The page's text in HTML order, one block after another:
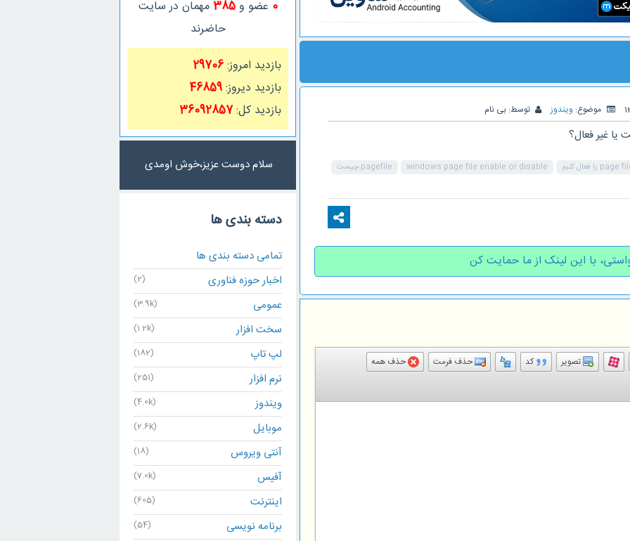
موضوع: ویندوز توسط: بی نام
windows page file enable or disable
pagefile چیست
با این لینک از ما حمایت کن
تصویر کد حذف فرمت
حذف همه
0 عضو و385مهمان در سایت
حاضرند
بازدید امروز:29706
بازدید دیروز:46859
بازدید کل:36092857
سلام دوست عزیز،خوش اومدی
دسته بندی ها
تمامی دسته بندی ها
اخبار حوزه فناوری
(2)
عمومی (3.9k)
سخت افزار (1.2k)
لپ تاپ (182)
نرم افزار (251)
ویندوز (4.0k)
موبایل (2.6k)
آنتی ویروس (18)
آفیس (7.0k)
اینترنت (605)
برنامه نویسی (54)